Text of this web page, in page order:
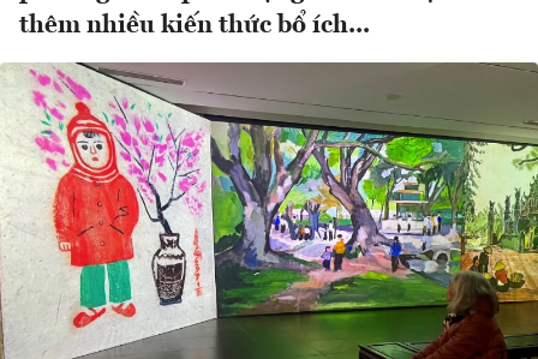
thêm nhiều kiến thức bổ ích...